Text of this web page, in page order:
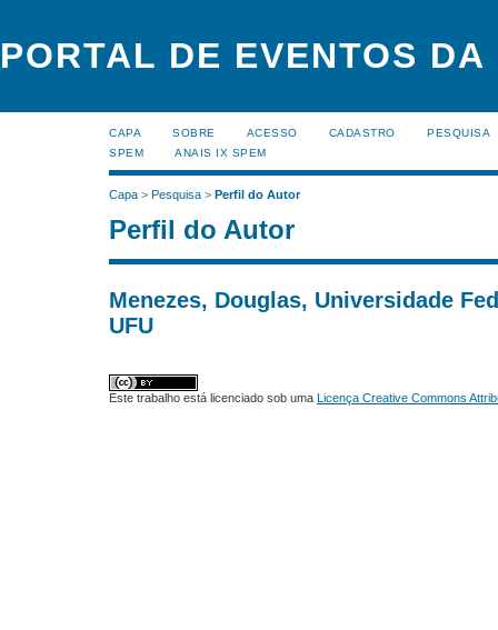
PORTAL DE EVENTOS DA
CAPA SOBRE ACESSO CADASTRO
PESQUISA
SPEM
ANAIS IX SPEM
Capa > Pesquisa > Perfil do Autor
Perfil do Autor
Menezes, Douglas, Universidade
UFU
Este trabalho está licenciado sob uma Licença Creative Commons